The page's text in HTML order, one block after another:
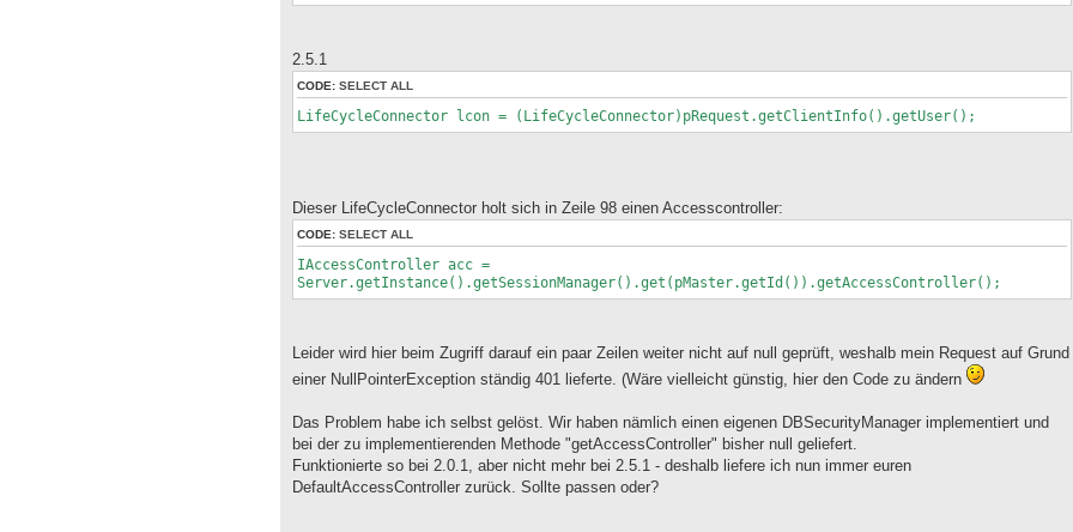
2.5.1
CODE: SELECT ALL
LifeCycleConnector lcon = (LifeCycleConnector)pRequest.getClientInfo().getUser();
Dieser LifeCycleConnector holt sich in Zeile 98 einen Accesscontroller:
CODE: SELECT ALL
IAccessController acc =
Server.getInstance().getSessionManager().get(pMaster.getId()).getAccessController();
Leider wird hier beim Zugriff darauf ein paar Zeilen weiter nicht auf null geprüft, weshalb mein Request auf Grund
einer NullPointerException ständig 401 lieferte. (Wäre vielleicht günstig, hier den Code zu ändern
Das Problem habe ich selbst gelöst. Wir haben nämlich einen eigenen DBSecurityManager implementiert und
bei der zu implementierenden Methode "getAccessController" bisher null geliefert.
Funktionierte so bei 2.0.1, aber nicht mehr bei 2.5.1 - deshalb liefere ich nun immer euren
DefaultAccessController zurück. Sollte passen oder?